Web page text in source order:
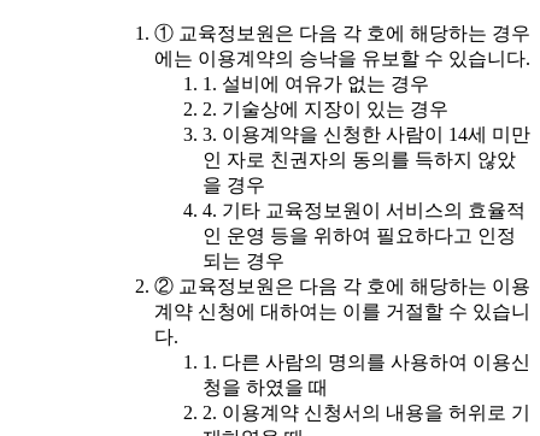
① 교육정보원은 다음 각 호에 해당하는 경우
에는 이용계약의 승낙을 유보할 수 있습니다.
1. 설비에 여유가 없는 경우
2. 기술상에 지장이 있는 경우
3. 이용계약을 신청한 사람이 14세 미만
인 자로 친권자의 동의를 득하지 않았
을 경우
4. 기타 교육정보원이 서비스의 효율적
인 운영 등을 위하여 필요하다고 인정
되는 경우
② 교육정보원은 다음 각 호에 해당하는 이용
계약 신청에 대하여는 이를 거절할 수 있습니
다.
1. 다른 사람의 명의를 사용하여 이용신
청을 하였을 때
2. 이용계약 신청서의 내용을 허위로 기